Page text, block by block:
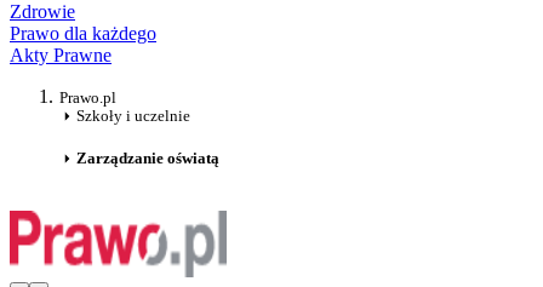
Zdrowie
Prawo dla każdego
Akty Prawne
Prawo.pl
Szkoły i uczelnie
Zarządzanie oświatą